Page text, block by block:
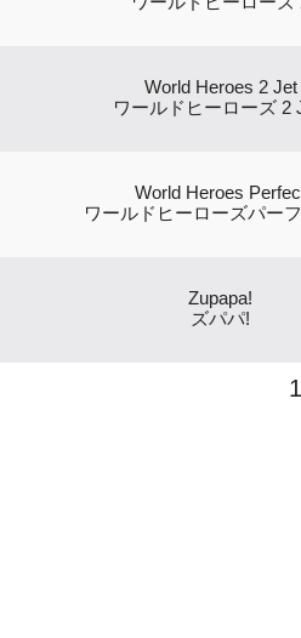
World Heroes 2 Jet
ワールドヒーローズ 2
World Heroes
ワールドヒーローズパー
Zupapa!
ズパパ!